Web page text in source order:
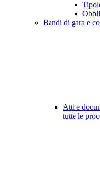
Bandi di gara e
Atti e
tutte le